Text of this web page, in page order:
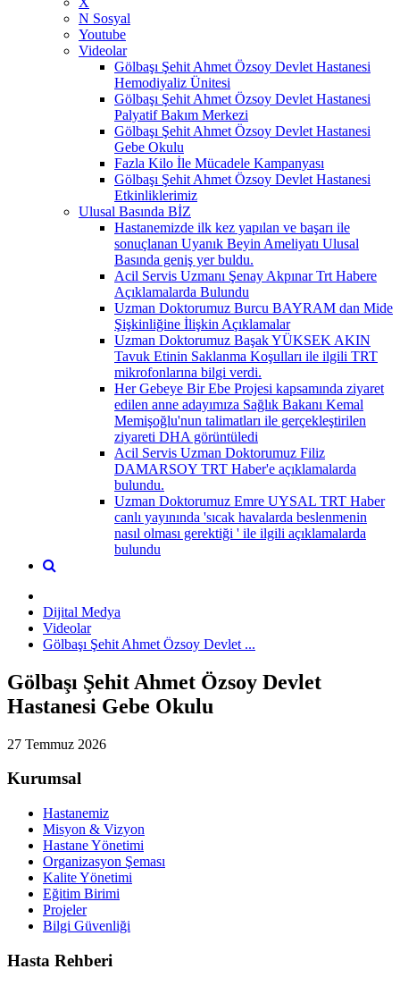
N Sosyal
Youtube
Videolar
Gölbaşı Şehit Ahmet Özsoy Devlet Hastanesi
Hemodiyaliz Ünitesi
Gölbaşı Şehit Ahmet Özsoy Devlet Hastanesi
Palyatif Bakım Merkezi
Gölbaşı Şehit Ahmet Özsoy Devlet Hastanesi
Gebe Okulu
Fazla Kilo İle Mücadele Kampanyası
Gölbaşı Şehit Ahmet Özsoy Devlet Hastanesi
Etkinliklerimiz
Ulusal Basında BİZ
Hastanemizde ilk kez yapılan ve başarı ile
sonuçlanan Uyanık Beyin Ameliyatı Ulusal
Basında geniş yer buldu.
Acil Servis Uzmanı Şenay Akpınar Trt Habere
Açıklamalarda Bulundu
Uzman Doktorumuz Burcu BAYRAM dan Mide
Şişkinliğine İlişkin Açıklamalar
Uzman Doktorumuz Başak YÜKSEK AKIN
Tavuk Etinin Saklanma Koşulları ile ilgili TRT
mikrofonlarına bilgi verdi.
Her Gebeye Bir Ebe Projesi kapsamında ziyaret
edilen anne adayımıza Sağlık Bakanı Kemal
Memişoğlu'nun talimatları ile gerçekleştirilen
ziyareti DHA görüntüledi
Acil Servis Uzman Doktorumuz Filiz
DAMARSOY TRT Haber'e açıklamalarda
bulundu.
Uzman Doktorumuz Emre UYSAL TRT Haber
canlı yayınında 'sıcak havalarda beslenmenin
nasıl olması gerektiği ' ile ilgili açıklamalarda
bulundu
Dijital Medya
Videolar
Gölbaşı Şehit Ahmet Özsoy Devlet ...
Gölbaşı Şehit Ahmet Özsoy Devlet
Hastanesi Gebe Okulu
27 Temmuz 2026
Kurumsal
Hastanemiz
Misyon & Vizyon
Hastane Yönetimi
Organizasyon Şeması
Kalite Yönetimi
Eğitim Birimi
Projeler
Bilgi Güvenliği
Hasta Rehberi